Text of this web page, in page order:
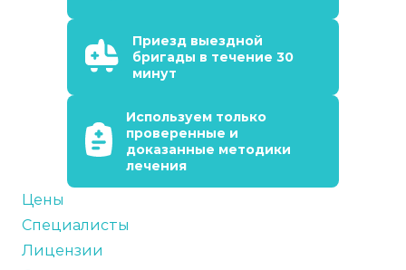
Приезд выездной
бригады в течение 30
минут
Используем только
проверенные и
доказанные методики
лечения
Цены
Специалисты
Лицензии